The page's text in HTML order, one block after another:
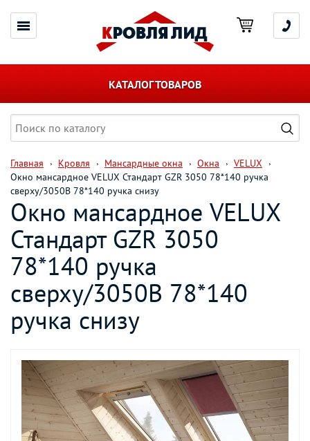
КАТАЛОГ ТОВАРОВ
Главная Кровля Мансардные окна Окна
VELUX
Окно мансардное VELUX Стандарт GZR 3050 78*140 ручка
сверху/3050В 78*140 ручка снизу
Окно мансардное VELUX
Стандарт GZR 3050
78*140 ручка
сверху/3050В 78*140
ручка снизу